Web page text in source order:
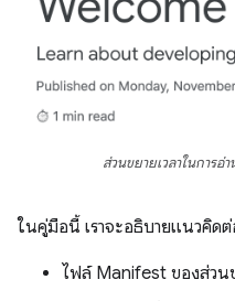
ส่วนขยายเวลาในการ
ในคู่มือนี้ เราจะอธิบายแนวคิด
ไฟล์ Manifest ของส่วน